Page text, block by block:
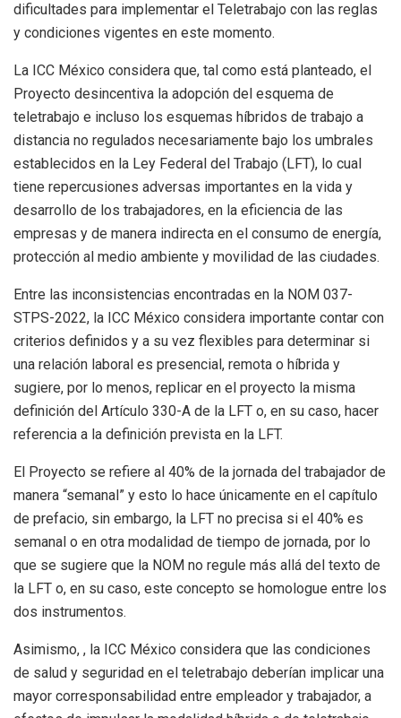
dificultades para implementar el Teletrabajo con las reglas
y condiciones vigentes en este momento.
La ICC México considera que, tal como está planteado, el
Proyecto desincentiva la adopción del esquema de
teletrabajo e incluso los esquemas híbridos de trabajo a
distancia no regulados necesariamente bajo los umbrales
establecidos en la Ley Federal del Trabajo (LFT), lo cual
tiene repercusiones adversas importantes en la vida y
desarrollo de los trabajadores, en la eficiencia de las
empresas y de manera indirecta en el consumo de energía,
protección al medio ambiente y movilidad de las ciudades.
Entre las inconsistencias encontradas en la NOM 037-
STPS-2022, la ICC México considera importante contar con
criterios definidos y a su vez flexibles para determinar si
una relación laboral es presencial, remota o híbrida y
sugiere, por lo menos, replicar en el proyecto la misma
definición del Artículo 330-A de la LFT o, en su caso, hacer
referencia a la definición prevista en la LFT.
El Proyecto se refiere al 40% de la jornada del trabajador de
manera “semanal” y esto lo hace únicamente en el capítulo
de prefacio, sin embargo, la LFT no precisa si el 40% es
semanal o en otra modalidad de tiempo de jornada, por lo
que se sugiere que la NOM no regule más allá del texto de
la LFT o, en su caso, este concepto se homologue entre los
dos instrumentos.
Asimismo, , la ICC México considera que las condiciones
de salud y seguridad en el teletrabajo deberían implicar una
mayor corresponsabilidad entre empleador y trabajador, a